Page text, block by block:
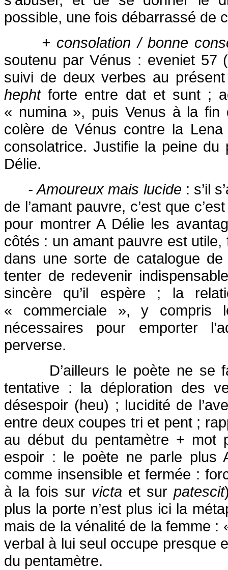
possible, une fois débarrassé de
+ consolation / bonne
soutenu par Vénus : eveniet 57
suivi de deux verbes au
hephtforte entre dat et sunt ;
« numina », puis Venus à la fin
colère de Vénus contre la
consolatrice. Justifie la peine
Délie.
- Amoureux mais lucide : s’il
de l’amant pauvre, c’est que
pour montrer A Délie les
côtés : un amant pauvre est
dans une sorte de catalogue
tenter de redevenir
sincère qu’il espère ; la
« commerciale », y compris
nécessaires pour emporter
perverse.
D’ailleurs le poète ne se
tentative : la déploration des
désespoir (heu) ; lucidité de
entre deux coupes tri et pent ;
au début du pentamètre + mot
espoir : le poète ne parle plus
comme insensible et fermée :
à la fois sur victa et sur patescit
plus la porte n’est plus ici la
mais de la vénalité de la femme :
verbal à lui seul occupe presque
du pentamètre.